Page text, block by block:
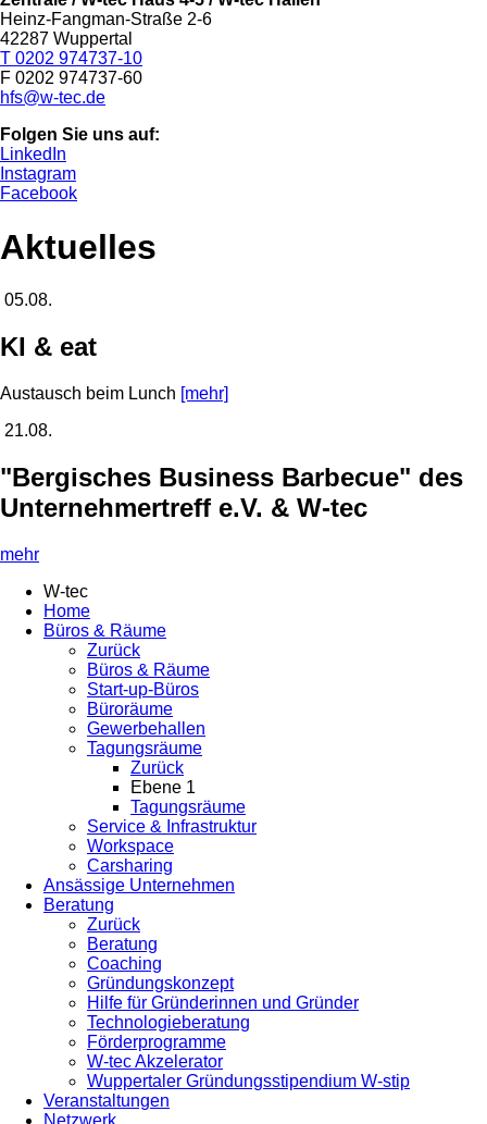
Heinz-Fangman-Straße 2-6
42287 Wuppertal
T 0202 974737-10
F 0202 974737-60
hfs@w-tec.de
Folgen Sie uns auf:
LinkedIn
Instagram
Facebook
Aktuelles
05.08.
KI & eat
Austausch beim Lunch [mehr]
21.08.
"Bergisches Business Barbecue" des
Unternehmertreff e.V. & W-tec
mehr
W-tec
Home
Büros & Räume
Zurück
Büros & Räume
Start-up-Büros
Büroräume
Gewerbehallen
Tagungsräume
Zurück
Ebene 1
Tagungsräume
Service & Infrastruktur
Workspace
Carsharing
Ansässige Unternehmen
Beratung
Zurück
Beratung
Coaching
Gründungskonzept
Hilfe für Gründerinnen und Gründer
Technologieberatung
Förderprogramme
W-tec Akzelerator
Wuppertaler Gründungsstipendium W-stip
Veranstaltungen
Netzwerk